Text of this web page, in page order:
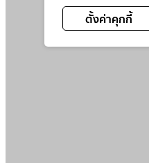
ตั้งค่าคุกกี้